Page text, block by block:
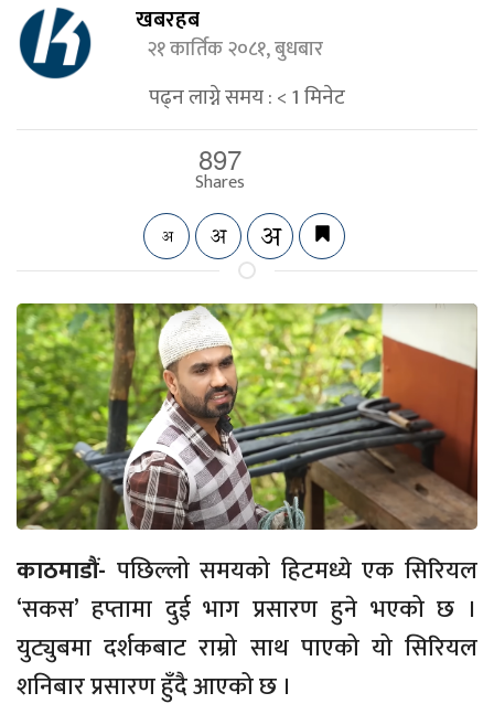
खबरहब
२१ कार्तिक २०८१, बुधबार
पढ्न लाग्ने समय :< 1मिनेट
897
Shares
काठमाडौं- पछिल्लो समयको हिटमध्ये एक सिरियल
‘सकस’ हप्तामा दुई भाग प्रसारण हुने भएको छ ।
युट्युबमा दर्शकबाट राम्रो साथ पाएको यो सिरियल
शनिबार प्रसारण हुँदै आएको छ ।